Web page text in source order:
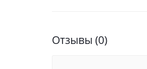
Стенка выглядит
отсутствию внешней
Отзывы (0)